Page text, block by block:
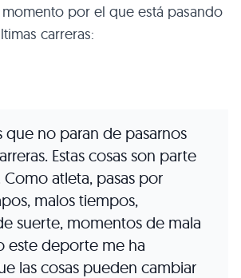
por el que está pasando
carreras:
que no paran de pasarnos
Estas cosas son parte
atleta, pasas por
malos tiempos,
suerte, momentos de mala
este deporte me ha
las cosas pueden cambiar